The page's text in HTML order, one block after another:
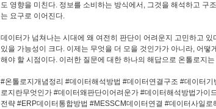
도 영향을 미친다. 정보를 소비하는 방식에서, 그것을 해석하고 구
는 요구로 이어진다.
데이터가 넘쳐나는 시대에 왜 여전히 판단이 어려운지 고민하고 있
있을 가능성이 크다. 이제는 무엇을 더 모을 것인가가 아니라, 어떻
해야 할 시점이다. 이러한 질문에 대한 하나의 해답으로 온톨로지
#온톨로지개념정리 #데이터해석방법 #데이터연결구조 #데이터
로지란무엇인가 #데이터왜판단이어려운가 #데이터해석방법가이
전략 #ERP데이터통합방법 #MESSCM데이터연결 #데이터사일